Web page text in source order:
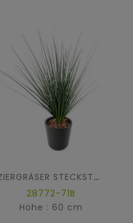
ZIERGRÄSER STECKSTAB GROSS (Netto-Aktionspreis)
28772-71B
Höhe : 60 cm